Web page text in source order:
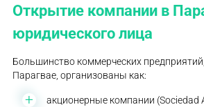
Открытие компании в
юридического лица
Большинство коммерческих
Парагвае, организованы как:
акционерные компании (Sociedad